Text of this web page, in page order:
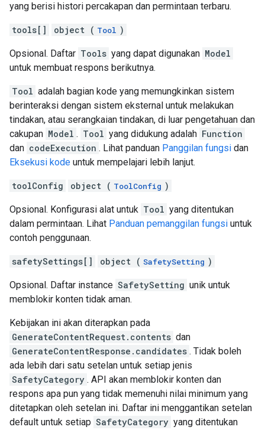
yang berisi histori percakapan dan permintaan terbaru.
tools[] object ( Tool )
Opsional. Daftar Tools yang dapat digunakan Model
untuk membuat respons berikutnya.
Tool adalah bagian kode yang memungkinkan sistem
berinteraksi dengan sistem eksternal untuk melakukan
tindakan, atau serangkaian tindakan, di luar pengetahuan dan
cakupan Model . Tool yang didukung adalah Function
dan codeExecution . Lihat panduan Panggilan fungsi dan
Eksekusi kode untuk mempelajari lebih lanjut.
toolConfig object ( ToolConfig )
Opsional. Konfigurasi alat untuk Tool yang ditentukan
dalam permintaan. Lihat Panduan pemanggilan fungsi untuk
contoh penggunaan.
safetySettings[] object ( SafetySetting )
Opsional. Daftar instance SafetySetting unik untuk
memblokir konten tidak aman.
Kebijakan ini akan diterapkan pada
GenerateContentRequest.contents dan
GenerateContentResponse.candidates . Tidak boleh
ada lebih dari satu setelan untuk setiap jenis
SafetyCategory . API akan memblokir konten dan
respons apa pun yang tidak memenuhi nilai minimum yang
ditetapkan oleh setelan ini. Daftar ini menggantikan setelan
default untuk setiap SafetyCategory yang ditentukan